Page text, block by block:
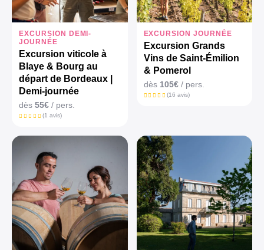
EXCURSION DEMI-
JOURNÉE
Excursion viticole à
Blaye & Bourg au
départ de Bordeaux |
Demi-journée
dès 55€ / pers.
(1 avis)
EXCURSION JOURNÉE
Excursion Grands
Vins de Saint-Émilion
& Pomerol
dès 105€/ pers.
(16 avis)